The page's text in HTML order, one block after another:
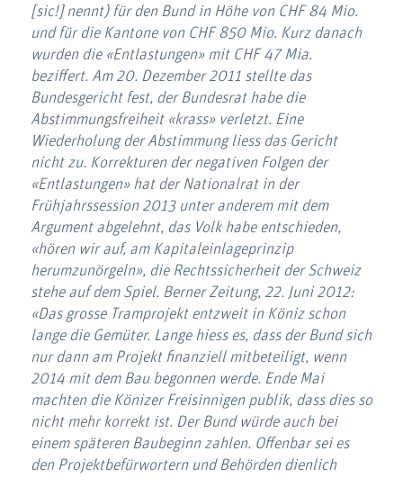
[sic!] nennt) für den Bund in Höhe von CHF 84 Mio.
und für die Kantone von CHF 850 Mio. Kurz danach
wurden die «Entlastungen» mit CHF 47 Mia.
beziffert. Am 20. Dezember 2011 stellte das
Bundesgericht fest, der Bundesrat habe die
Abstimmungsfreiheit «krass» verletzt. Eine
Wiederholung der Abstimmung liess das Gericht
nicht zu. Korrekturen der negativen Folgen der
«Entlastungen» hat der Nationalrat in der
Frühjahrssession 2013 unter anderem mit dem
Argument abgelehnt, das Volk habe entschieden,
«hören wir auf, am Kapitaleinlageprinzip
herumzunörgeln», die Rechtssicherheit der Schweiz
stehe auf dem Spiel. Berner Zeitung, 22. Juni 2012:
«Das grosse Tramprojekt entzweit in Köniz schon
lange die Gemüter. Lange hiess es, dass der Bund sich
nur dann am Projekt finanziell mitbeteiligt, wenn
2014 mit dem Bau begonnen werde. Ende Mai
machten die Könizer Freisinnigen publik, dass dies so
nicht mehr korrekt ist. Der Bund würde auch bei
einem späteren Baubeginn zahlen. Offenbar sei es
den Projektbefürwortern und Behörden dienlich